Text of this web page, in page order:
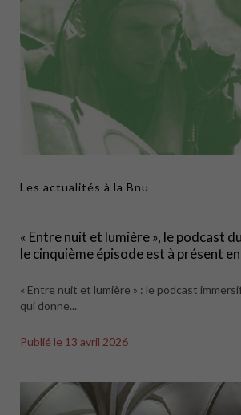
Les actualités à la Bnu
« Entre nuit et lumière », le podcast
le cinquième épisode est à présent
« Entre nuit et lumière » : le podcast
qui donne...
Publié le 13 avril 2026